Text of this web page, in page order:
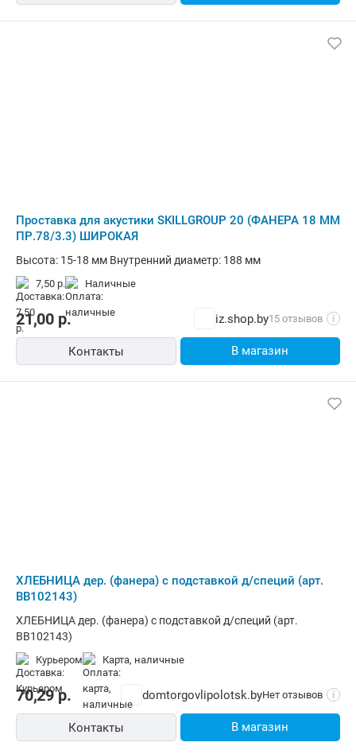
Проставка для акустики SKILLGROUP 20 (ФАНЕРА 18 ММ
ПР.78/3.3) ШИРОКАЯ
Высота: 15-18 мм Внутренний диаметр: 188 мм
7,50 р. наличные
21,00 р. iz.shop.by15 отзывов i
Контакты В магазин
ХЛЕБНИЦА дер. (фанера) с подставкой д/специй (арт.
BB102143)
ХЛЕБНИЦА дер. (фанера) с подставкой д/специй (арт.
BB102143)
Курьером карта, наличные
70,29р. domtorgovlipolotsk.byНет отзывов i
Контакты В магазин